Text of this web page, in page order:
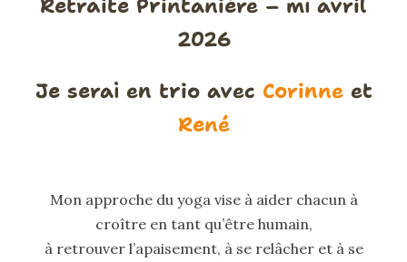
Retraite Printanière – mi avril
2026
Je serai en trio avec Corinneet
René
Mon approche du yoga vise à aider chacun à
croître en tant qu’être humain,
à retrouver l’apaisement, à se relâcher et à se